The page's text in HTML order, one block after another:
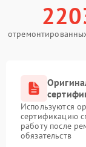
Используются
сертификацию
работу после
обязательств